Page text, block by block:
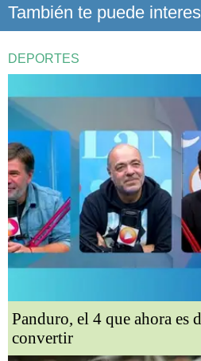
También te puede
DEPORTES
Panduro, el 4 que ahora es
convertir